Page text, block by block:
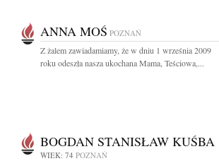
ANNA MOŚ POZNAŃ
Z żalem zawiadamiamy, że w dniu 1 września 2009
roku odeszła nasza ukochana Mama, Teściowa,...
BOGDAN STANISŁAW KUŚBA
WIEK: 74 POZNAŃ